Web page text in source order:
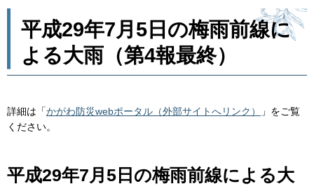
平成29年7月5日の梅雨前線に
よる大雨（第4報最終）
詳細は「かがわ防災webポータル（外部サイトへリンク）
」をご覧
ください。
平成29年7月5日の梅雨前線による大